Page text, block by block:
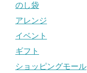
のし袋
アレンジ
イベント
ギフト
ショッピングモール